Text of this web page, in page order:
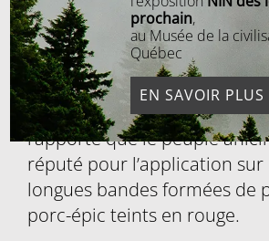
En plus des motifs sur
anicinabek décoraient avec
de porc-épic qui formaient
géométriques. Samuel de
rapporté que le peuple
réputé pour l’application sur
longues bandes formées de
porc-épic teints en rouge.
prochain,
au Musée de la
Québec
EN SAVOIR PLUS